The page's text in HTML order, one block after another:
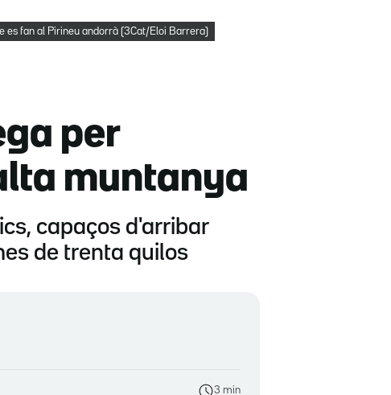
es fan al Pirineu andorrà (3Cat/Eloi Barrera)
per
muntanya
capaços d'arribar
de trenta quilos
3 min